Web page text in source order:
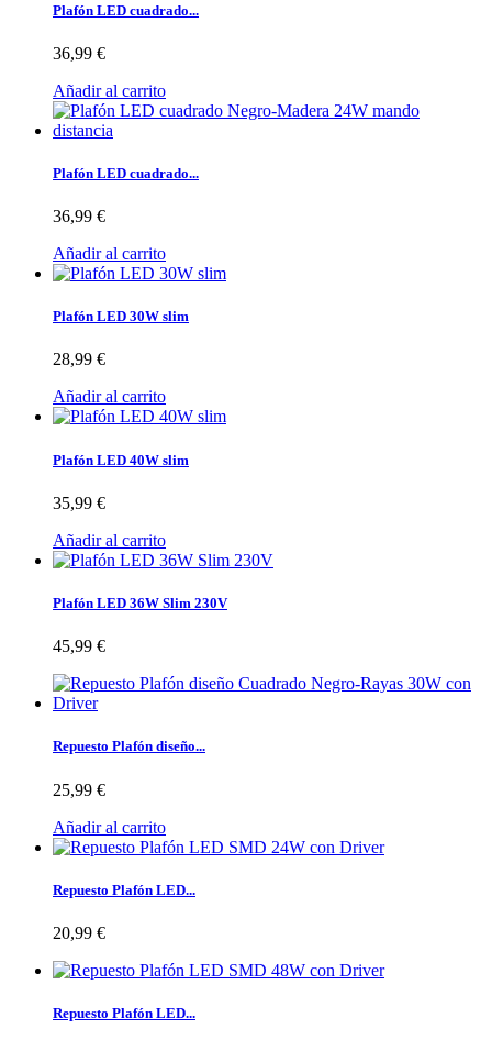
Plafón LED cuadrado...
36,99 €
Añadir al carrito
Plafón LED cuadrado...
36,99 €
Añadir al carrito
Plafón LED 30W slim
28,99 €
Añadir al carrito
Plafón LED 40W slim
35,99 €
Añadir al carrito
Plafón LED 36W Slim 230V
45,99 €
Repuesto Plafón diseño...
25,99 €
Añadir al carrito
Repuesto Plafón LED...
20,99 €
Repuesto Plafón LED...